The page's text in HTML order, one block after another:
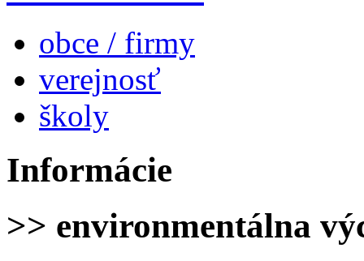
obce / firmy
verejnosť
školy
Informácie
>> environmentálna